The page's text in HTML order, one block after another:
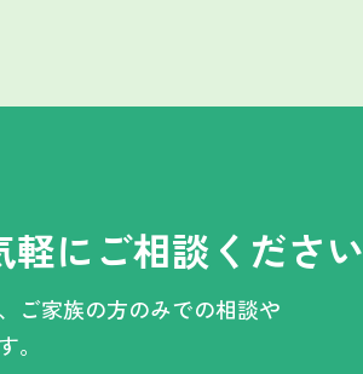
軽にご相談ください
ご家族の方のみでの相談や
。